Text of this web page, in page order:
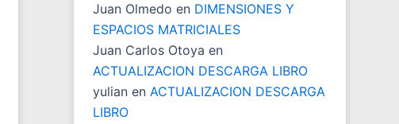
Juan Olmedo en DIMENSIONES Y
ESPACIOS MATRICIALES
Juan Carlos Otoya en
ACTUALIZACION DESCARGA LIBRO
yulian enACTUALIZACION DESCARGA
LIBRO